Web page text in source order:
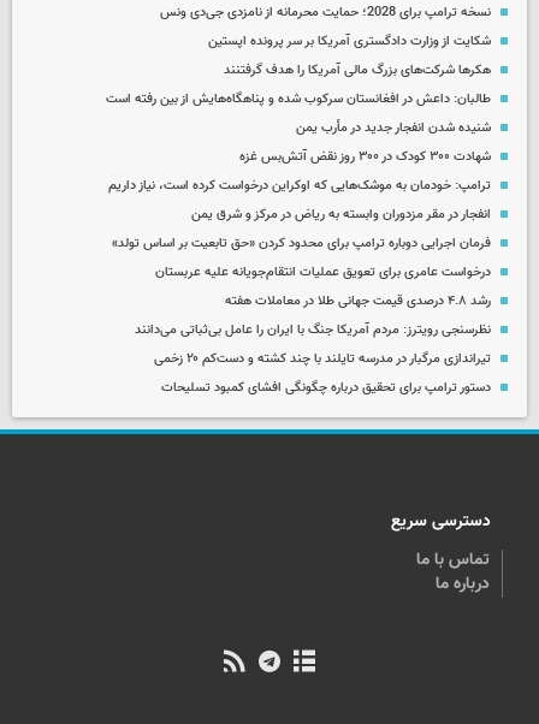
نسخه ترامپ برای 2028؛ حمایت محرمانه از نامزدی جی‌دی ونس
شکایت از وزارت دادگستری آمریکا بر سر پرونده اپستین
هکرها شرکت‌های بزرگ مالی آمریکا را هدف گرفتنند
طالبان: داعش در افغانستان سرکوب شده و پناهگاه‌هایش از بین رفته است
شنیده شدن انفجار جدید در مأرب یمن
شهادت ۳۰۰ کودک در ۳۰۰ روز نقض آتش‌بس غزه
ترامپ: خودمان به موشک‌هایی که اوکراین درخواست کرده است، نیاز داریم
انفجار در مقر مزدوران وابسته به ریاض در مرکز و شرق یمن
فرمان اجرایی دوباره ترامپ برای محدود کردن «حق تابعیت بر اساس تولد»
درخواست عامری برای تعویق عملیات انتقام‌جویانه علیه عربستان
رشد ۴.۸ درصدی قیمت جهانی طلا در معاملات هفته
نظرسنجی رویترز: مردم آمریکا جنگ با ایران را عامل بی‌ثباتی می‌دانند
تیراندازی مرگبار در مدرسه‌ تایلند با چند کشته و دست‌کم ۲۰ زخمی
دستور ترامپ برای تحقیق درباره چگونگی افشای کمبود تسلیحات
دسترسی سریع
تماس با ما
درباره ما